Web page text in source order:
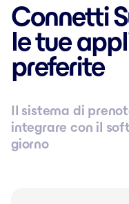
Connetti
le tue
preferite
Il sistema di
integrare con il
giorno